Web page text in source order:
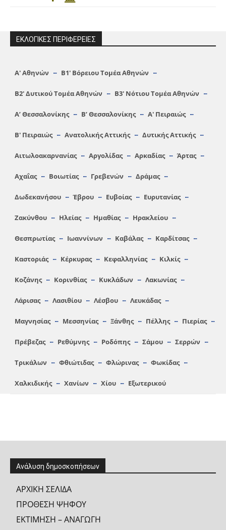
ΕΚΛΟΓΙΚΕΣ ΠΕΡΙΦΕΡΕΙΕΣ
Α′ Αθηνών Β1′ Βόρειου Τομέα Αθηνών
Β2′ Δυτικού Τομέα Αθηνών Β3′ Νότιου Τομέα Αθηνών
A’ Θεσσαλονίκης Β’ Θεσσαλονίκης Α′ Πειραιώς
Β′ Πειραιώς Ανατολικής Αττικής Δυτικής Αττικής
Αιτωλοακαρνανίας Αργολίδας Αρκαδίας Άρτας
Αχαΐας Βοιωτίας Γρεβενών Δράμας
Δωδεκανήσου Έβρου Ευβοίας Ευρυτανίας
Ζακύνθου Ηλείας Hμαθίας Ηρακλείου
Θεσπρωτίας Ιωαννίνων Καβάλας Καρδίτσας
Καστοριάς Κέρκυρας Κεφαλληνίας Κιλκίς
Κοζάνης Κορινθίας Κυκλάδων Λακωνίας
Λάρισας Λασιθίου Λέσβου Λευκάδας
Μαγνησίας Μεσσηνίας Ξάνθης Πέλλης Πιερίας
Πρέβεζας Ρεθύμνης Ροδόπης Σάμου Σερρών
Τρικάλων Φθιώτιδας Φλώρινας Φωκίδας
Χαλκιδικής Χανίων Χίου Εξωτερικού
Ανάλυση δημοσκοπήσεων
ΑΡΧΙΚΗ ΣΕΛΙΔΑ
ΠΡΟΘΕΣΗ ΨΗΦΟΥ
ΕΚΤΙΜΗΣΗ – ΑΝΑΓΩΓΗ